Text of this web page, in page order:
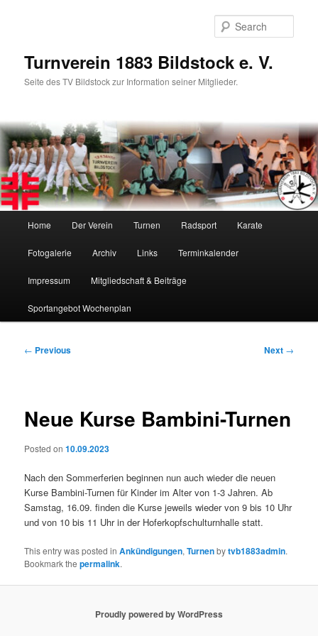
Turnverein 1883 Bildstock e. V.
Seite des TV Bildstock zur Information seiner Mitglieder.
Home Der Verein Turnen Radsport Karate
Fotogalerie Archiv Links Terminkalender
Impressum Mitgliedschaft & Beiträge
Sportangebot Wochenplan
Post
← Previous Next →
Neue Kurse Bambini-Turnen
Posted on10.09.2023
Nach den Sommerferien beginnen nun auch wieder die neuen
Kurse Bambini-Turnen für Kinder im Alter von 1-3 Jahren. Ab
Samstag, 16.09. finden die Kurse jeweils wieder von 9 bis 10 Uhr
und von 10 bis 11 Uhr in der Hoferkopfschulturnhalle statt.
This entry was posted inAnkündigungen,Turnenbytvb1883admin.
Bookmark thepermalink.
Proudly powered by WordPress